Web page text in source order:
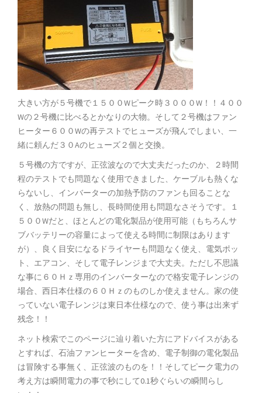
大きい方が５号機で１５００Wピーク時３０００W！！４００
Wの２号機に比べるとかなりの大物。そして２号機はファン
ヒーター６００Wの再テストでヒューズが飛んでしまい、一
緒に頼んだ３０Aのヒューズ２個と交換。
５号機の方ですが、正弦波なので大丈夫だったのか、２時間
程のテストでも問題なく使用できました、ケーブルも熱くな
らないし、インバーターの加熱予防のファンも回ることな
く、放熱の問題も無し、長時間使用も問題なさそうです。１
５００Wだと、ほとんどの電化製品が使用可能（もちろんサ
ブバッテリーの容量によって使える時間に制限はあります
が）、良く目安になるドライヤーも問題なく使え、電気ポッ
ト、エアコン、そして電子レンジまで大丈夫。ただし不思議
な事に６０Ｈｚ専用のインバーターなので格安電子レンジの
場合、西日本仕様の６０Ｈｚのものしか使えません。家の使
っていない電子レンジは東日本仕様なので、使う事は出来ず
残念！！
ネット検索でこのページに辿り着いた方にアドバイスがある
とすれば、石油ファンヒーターを含め、電子制御の電化製品
は冒険する事無く、正弦波のものを！！そしてピーク電力の
考え方は瞬間電力の事で秒にして0.1秒ぐらいの瞬間らし